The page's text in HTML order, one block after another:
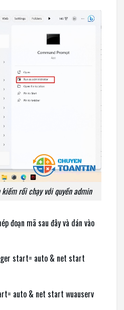
rồi chạy với quyền admin
đoạn mã sau đây và dán vào
start= auto & net start
auto & net start wuauserv